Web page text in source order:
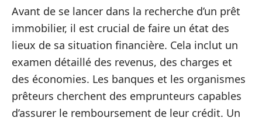
Avant de se lancer dans la recherche d’un prêt
immobilier, il est crucial de faire un état des
lieux de sa situation financière. Cela inclut un
examen détaillé des revenus, des charges et
des économies. Les banques et les organismes
prêteurs cherchent des emprunteurs capables
d’assurer le remboursement de leur crédit. Un